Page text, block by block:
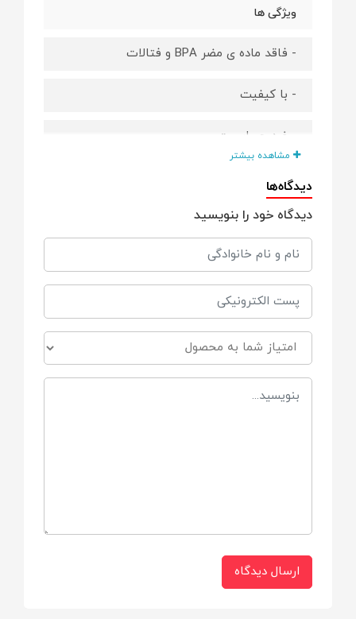
ویژگی ها
- فاقد ماده ی مضر BPA و فتالات
- با کیفیت
- ضد حساسیت
- آنتی کولیک معده
- طراحی سیستم ضد نفخ
- قابلیت ارتجاعی و کشش زیاد
- قابل استریل کردن
- شبیه سازی به 3 غده شیر دهی موجود در
سینه مادر
مناسب برای
مشاهده بیشتر
دیدگاه‌ها
دیدگاه خود را بنویسید
ارسال دیدگاه